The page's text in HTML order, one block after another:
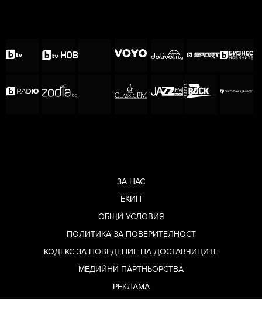
ЗА НАС
ЕКИП
ОБЩИ УСЛОВИЯ
ПОЛИТИКА ЗА ПОВЕРИТЕЛНОСТ
КОДЕКС ЗА ПОВЕДЕНИЕ НА ДОСТАВЧИЦИТЕ
МЕДИЙНИ ПАРТНЬОРСТВА
РЕКЛАМА